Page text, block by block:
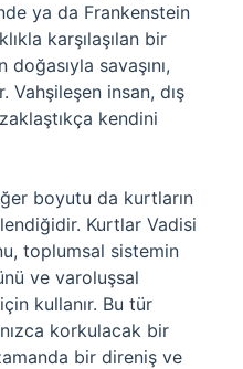
ya da Frankenstein
karşılaşılan bir
doğasıyla savaşını,
Vahşileşen insan, dış
kendini
boyutu da kurtların
Kurtlar Vadisi
toplumsal sistemin
ve varoluşsal
kullanır. Bu tür
korkulacak bir
bir direniş ve